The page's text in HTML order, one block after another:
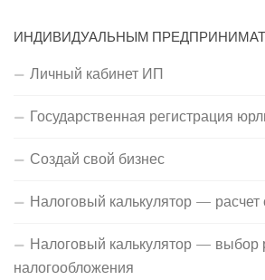
ИНДИВИДУАЛЬНЫМ
Личный кабинет ИП
Государственная регистрация
Создай свой бизнес
Налоговый калькулятор — расчет
Налоговый калькулятор —
налогообложения